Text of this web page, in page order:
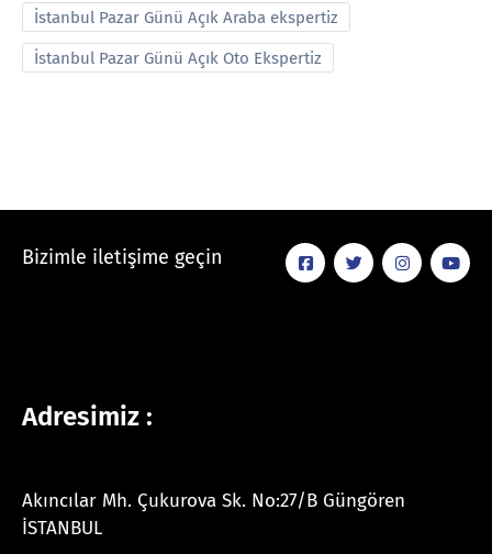
İstanbul Pazar Günü Açık Araba ekspertiz
İstanbul Pazar Günü Açık Oto Ekspertiz
Bizimle iletişime geçin
Adresimiz :
Akıncılar Mh. Çukurova Sk. No:27/B Güngören
İSTANBUL